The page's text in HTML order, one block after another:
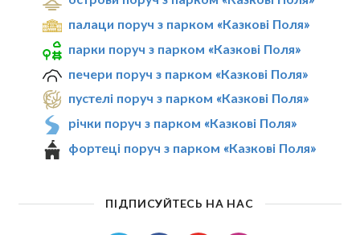
палаци поруч з парком «Казкові Поля»
парки поруч з парком «Казкові Поля»
печери поруч з парком «Казкові Поля»
пустелі поруч з парком «Казкові Поля»
річки поруч з парком «Казкові Поля»
фортеці поруч з парком «Казкові Поля»
ПІДПИСУЙТЕСЬ НА НАС